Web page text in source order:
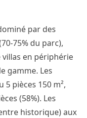
par des
75% du parc),
en périphérie
gamme. Les
pièces 150 m²,
(58%). Les
historique) aux